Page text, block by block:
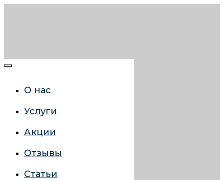
О нас
Услуги
Акции
Отзывы
Статьи